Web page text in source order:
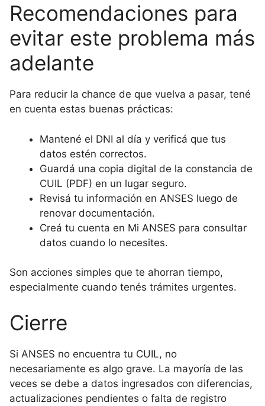
Recomendaciones para
evitar este problema más
adelante
Para reducir la chance de que vuelva a pasar, tené
en cuenta estas buenas prácticas:
Mantené el DNI al día y verificá que tus
datos estén correctos.
Guardá una copia digital de la constancia de
CUIL (PDF) en un lugar seguro.
Revisá tu información en ANSES luego de
renovar documentación.
Creá tu cuenta en Mi ANSES para consultar
datos cuando lo necesites.
Son acciones simples que te ahorran tiempo,
especialmente cuando tenés trámites urgentes.
Cierre
Si ANSES no encuentra tu CUIL, no
necesariamente es algo grave. La mayoría de las
veces se debe a datos ingresados con diferencias,
actualizaciones pendientes o falta de registro